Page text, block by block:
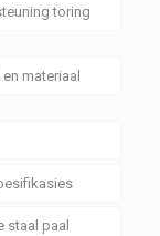
toring
materiaal
staal paal